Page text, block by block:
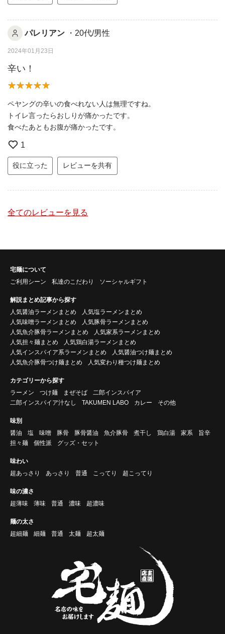
パレリアン ・20代/男性
2024年01月23日
辛い！
ペヤングの辛いの食べれない人は無理ですね。
トイレ言ったらおしりが痛かったです。
食べたあともお腹が痛かったです。
1
役に立った レビューを共有
全てのレビューを見る
宅麺について
ご利用シーン
私達のこだわり ソーシャルギフト
解説まとめ記事から探す
人気醤油ラーメンまとめ
人気塩ラーメンまとめ
人気味噌ラーメンまとめ
人気豚骨ラーメンまとめ
人気魚介豚骨ラーメンまとめ
人気家系ラーメンまとめ
人気担々麺まとめ
人気鶏白湯ラーメンまとめ
人気インスパイア系ラーメンまとめ
人気醤油つけ麺まとめ
人気魚介豚骨つけ麺まとめ
人気変わり種つけ麺まとめ
カテゴリーから探す
ラーメン
つけ麺 まぜそば
二郎インスパイア
二郎インスパイア汁なし
TAKUMEN LABO カレー その他
味別
醤油
塩 味噌 豚骨 豚骨醤油 魚介豚骨 煮干し 鶏白湯 家系
旨辛
担々麺
個性派 グッズ・セット
味わい
超あっさり
あっさり 普通 こってり 超こってり
味の濃さ
超薄味
薄味 普通 濃味 超濃味
麺の太さ
超細麺
細麺 普通 太麺 超太麺